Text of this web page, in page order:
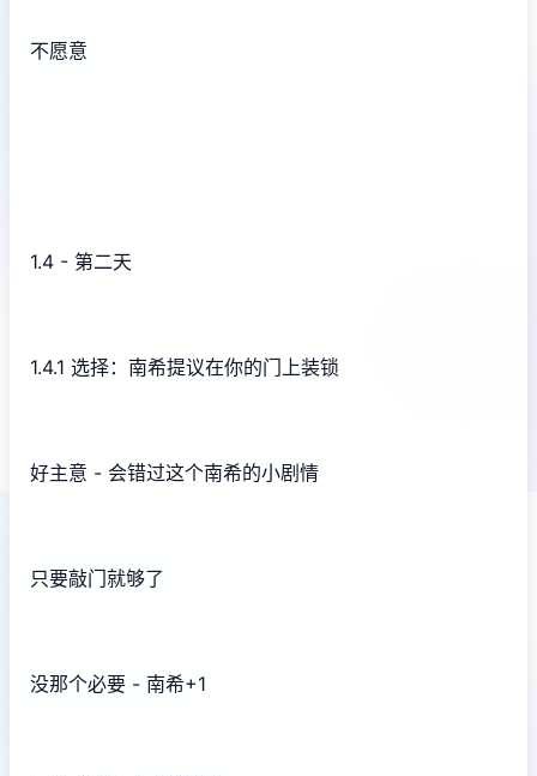
不愿意
1.4 - 第二天
1.4.1 选择：南希提议在你的门上装锁
好主意 - 会错过这个南希的小剧情
只要敲门就够了
没那个必要 - 南希+1